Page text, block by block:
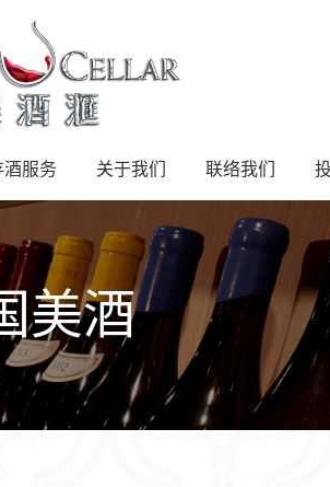
酒服务 关于我们 联络我们
美酒